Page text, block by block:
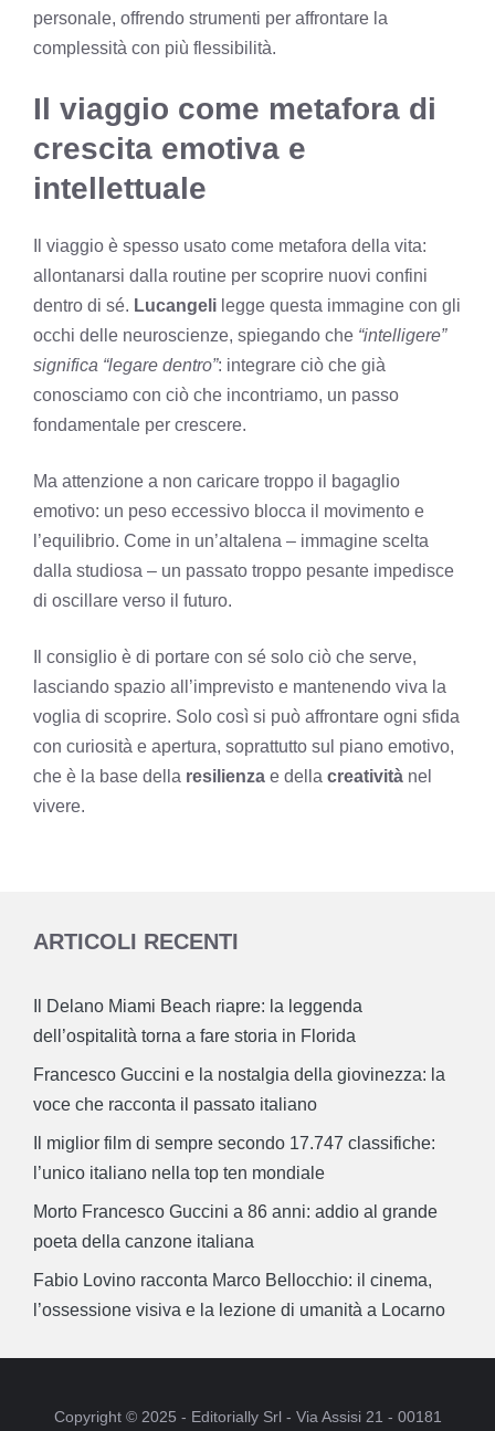
personale, offrendo strumenti per affrontare la
complessità con più flessibilità.
Il viaggio come metafora di
crescita emotiva e
intellettuale
Il viaggio è spesso usato come metafora della vita:
allontanarsi dalla routine per scoprire nuovi confini
dentro di sé. Lucangeli legge questa immagine con gli
occhi delle neuroscienze, spiegando che “intelligere”
significa “legare dentro”: integrare ciò che già
conosciamo con ciò che incontriamo, un passo
fondamentale per crescere.
Ma attenzione a non caricare troppo il bagaglio
emotivo: un peso eccessivo blocca il movimento e
l’equilibrio. Come in un’altalena – immagine scelta
dalla studiosa – un passato troppo pesante impedisce
di oscillare verso il futuro.
Il consiglio è di portare con sé solo ciò che serve,
lasciando spazio all’imprevisto e mantenendo viva la
voglia di scoprire. Solo così si può affrontare ogni sfida
con curiosità e apertura, soprattutto sul piano emotivo,
che è la base della resilienza e della creatività nel
vivere.
ARTICOLI RECENTI
Il Delano Miami Beach riapre: la leggenda
dell’ospitalità torna a fare storia in Florida
Francesco Guccini e la nostalgia della giovinezza: la
voce che racconta il passato italiano
Il miglior film di sempre secondo 17.747 classifiche:
l’unico italiano nella top ten mondiale
Morto Francesco Guccini a 86 anni: addio al grande
poeta della canzone italiana
Fabio Lovino racconta Marco Bellocchio: il cinema,
l’ossessione visiva e la lezione di umanità a Locarno
Copyright © 2025 - Editorially Srl - Via Assisi 21 - 00181